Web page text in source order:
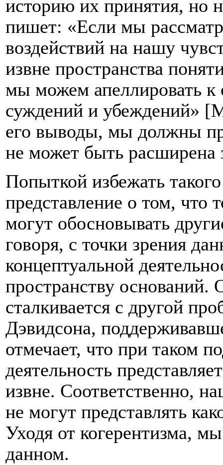
историю их принятия, но
пишет: «Если мы
воздействий на нашу
извне пространства
мы можем апеллировать
суждений и убеждений»
его выводы, мы должны
не может быть расширена
Попыткой избежать
представление о том, что
могут обосновывать
говоря, с точки зрения
концептуальной
пространству оснований.
сталкивается с другой
Дэвидсона,
отмечает, что при таком
деятельность
извне. Соответственно,
не могут представлять
Уходя от когерентизма,
данном.